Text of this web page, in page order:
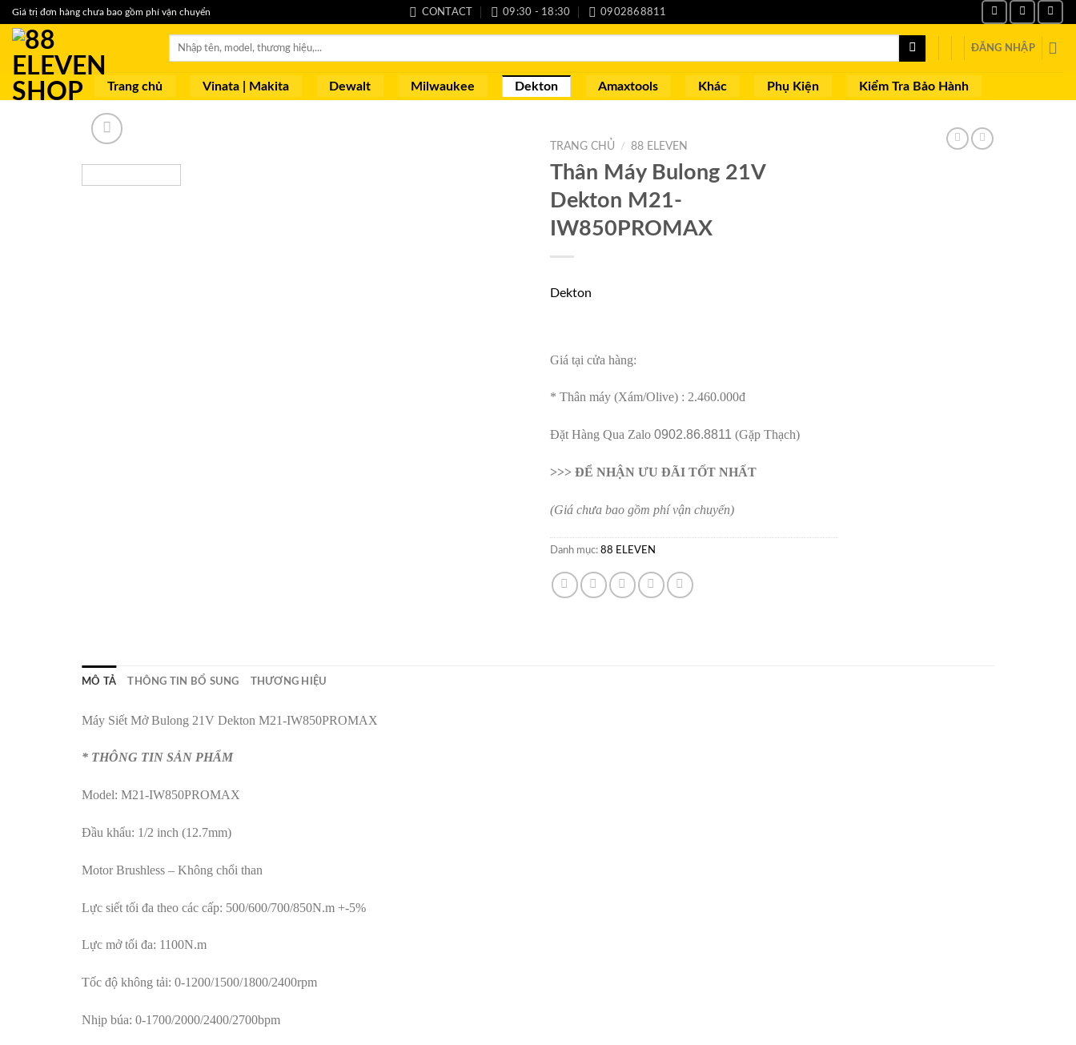
Skip
content
Giá trị đơn hàng chưa bao gồm phí vận chuyển CONTACT 09:30 - 18:30 0902868811
Tìm
ĐĂNG NHẬP
Trang chủ Vinata | Makita Dewalt Milwaukee Dekton Amaxtools Khác Phụ Kiện Kiểm Tra Bảo Hành
TRANG CHỦ / 88 ELEVEN
Thân Máy Bulong 21V
Dekton M21-
IW850PROMAX
Dekton
Giá tại cửa hàng:
* Thân máy (Xám/Olive) : 2.460.000đ
Đặt Hàng Qua Zalo 0902.86.8811 (Gặp Thạch)
>>> ĐỂ NHẬN ƯU ĐÃI TỐT NHẤT
(Giá chưa bao gồm phí vận chuyển)
Danh mục: 88 ELEVEN
MÔ TẢ THÔNG TIN BỔ SUNG THƯƠNG HIỆU
Máy Siết Mở Bulong 21V Dekton M21-IW850PROMAX
* THÔNG TIN SẢN PHẨM
Model: M21-IW850PROMAX
Đầu khẩu: 1/2 inch (12.7mm)
Motor Brushless – Không chổi than
Lực siết tối đa theo các cấp: 500/600/700/850N.m +-5%
Lực mở tối đa: 1100N.m
Tốc độ không tải: 0-1200/1500/1800/2400rpm
Nhịp búa: 0-1700/2000/2400/2700bpm